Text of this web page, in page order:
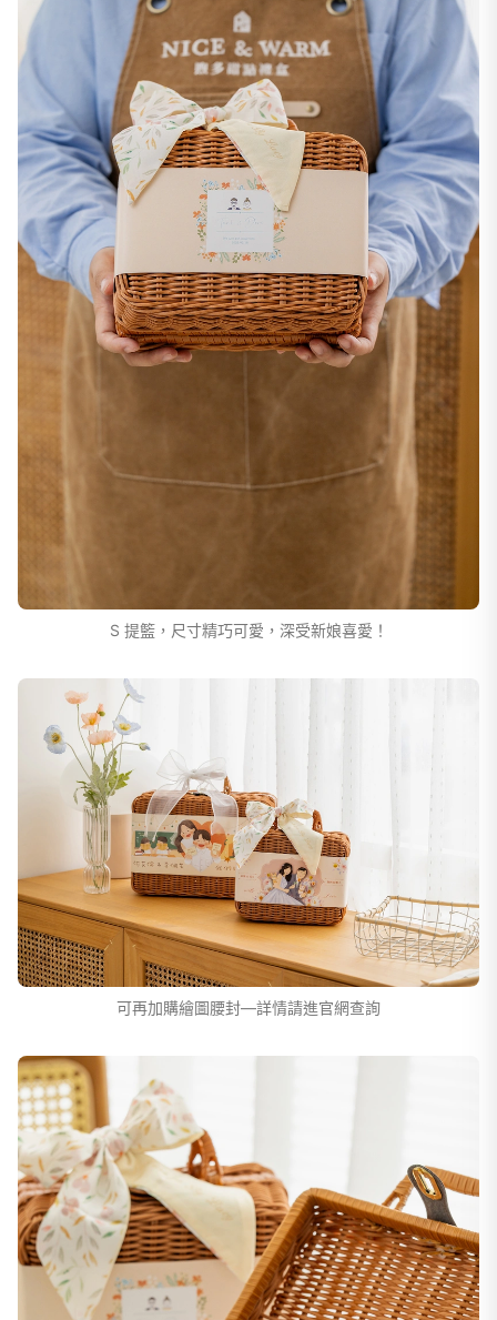
S 提籃，尺寸精巧可愛，深受新娘喜愛！
可再加購繪圖腰封—詳情請進官網查詢